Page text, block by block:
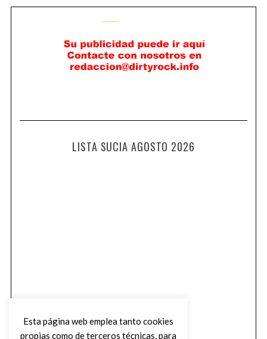
LISTA SUCIA AGOSTO 2026
Esta página web emplea tanto cookies
propias como de terceros técnicas, para